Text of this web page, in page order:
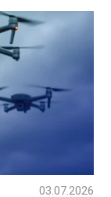
03.07.2026